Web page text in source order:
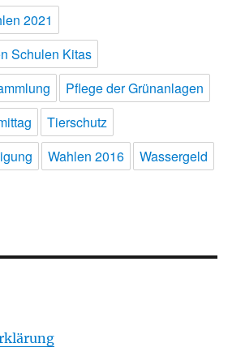
2021
Schulen Kitas
Pflege der Grünanlagen
Tierschutz
Wahlen 2016
Wassergeld